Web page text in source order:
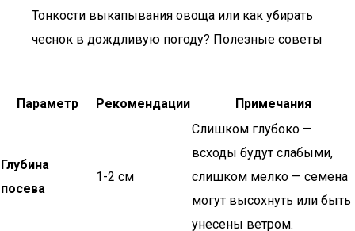
Тонкости выкапывания овоща или как убирать
чеснок в дождливую погоду? Полезные советы
Параметр Рекомендации Примечания
Глубина
посева
1-2 см
Слишком глубоко —
всходы будут слабыми,
слишком мелко — семена
могут высохнуть или быть
унесены ветром.